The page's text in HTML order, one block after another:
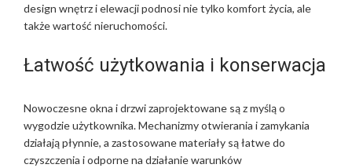
design wnętrz i elewacji podnosi nie tylko komfort życia, ale
także wartość nieruchomości.
Łatwość użytkowania i konserwacja
Nowoczesne okna i drzwi zaprojektowane są z myślą o
wygodzie użytkownika. Mechanizmy otwierania i zamykania
działają płynnie, a zastosowane materiały są łatwe do
czyszczenia i odporne na działanie warunków